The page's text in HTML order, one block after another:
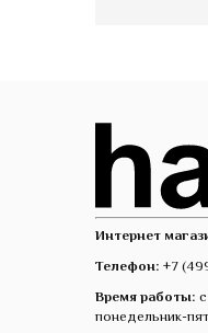
Интернет
Телефон: +7
Время работы:
понедельник-